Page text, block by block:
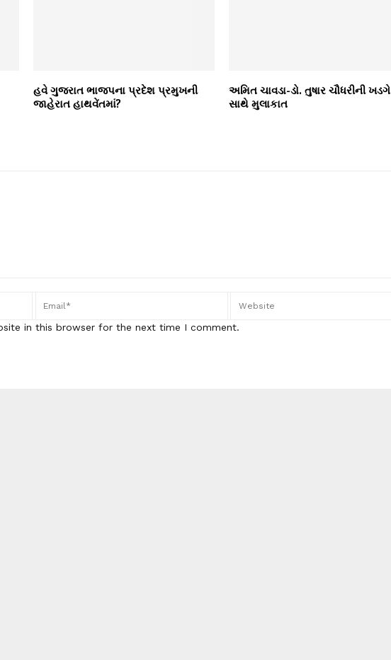
હવે ગુજરાત ભાજપના પ્રદેશ પ્રમુખની
જાહેરાત હાથવેંતમાં?
અમિત ચાવડા-ડો. તુષાર ચૌધરીની ખડગે
સાથે મુલાકાત
in this browser for the next time I comment.